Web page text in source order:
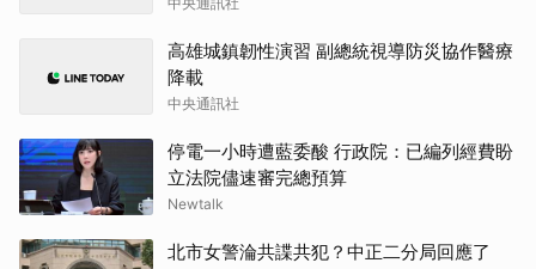
高雄城鎮韌性演習 副總統視導防災協作醫療
降載
中央通訊社
停電一小時遭藍委酸 行政院：已編列經費盼
立法院儘速審完總預算
Newtalk
北市女警淪共諜共犯？中正二分局回應了